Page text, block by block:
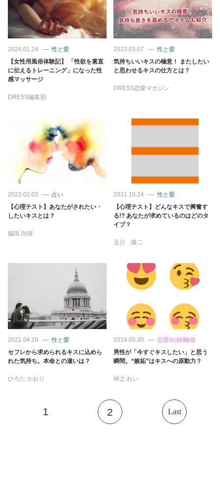
2024.01.24
性と愛
【女性用風俗体験記】 「性欲を素直
に伝えるトレーニング」になった性
感マッサージ
DRESS編集部
2023.03.07
性と愛
気持ちいいキスの極意！ またしたい
と思わせるキスの仕方とは？
DRESS恋愛マガジン
2022.02.03
占い
【心理テスト】あなたがされたい・
したいキスとは？
脇田 尚揮
2021.10.24
性と愛
【心理テスト】どんなキスで興奮す
る!? あなたが求めているのはどのタ
イプ？
玉川 隆二
2021.04.16
性と愛
セフレから求められるキスに込めら
れた気持ち。本命との違いは？
ひろた かおり
2019.05.30
恋愛/結婚/離婚
男性が「今すぐキスしたい」と思う
瞬間。“嫉妬”はキスへの原動力？
神之 れい
1 2 Last